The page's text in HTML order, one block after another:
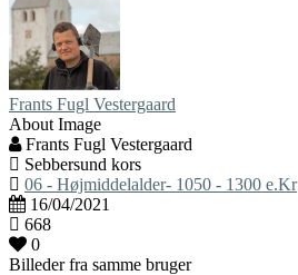
Frants Fugl Vestergaard
About Image
Frants Fugl Vestergaard
Sebbersund kors
06 - Højmiddelalder- 1050 - 1300 e.Kr
16/04/2021
668
0
Billeder fra samme bruger